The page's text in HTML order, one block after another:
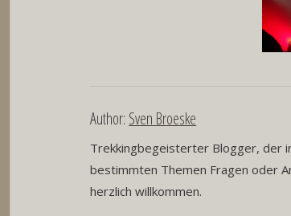
Author: Sven Broeske
Trekkingbegeisterter Blogger, der
bestimmten Themen Fragen oder
herzlich willkommen.